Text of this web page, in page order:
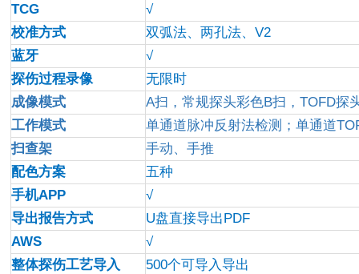
TCG
√
校准方式
双弧法、两孔法、V2
蓝牙
√
探伤过程录像
无限时
成像模式
A扫，常规探头彩色B扫，TOFD探
工作模式
单通道脉冲反射法检测；单通道
扫查架
手动、手推
配色方案
五种
手机APP
√
导出报告方式
U盘直接导出PDF
AWS
√
整体探伤工艺导入
500个可导入导出